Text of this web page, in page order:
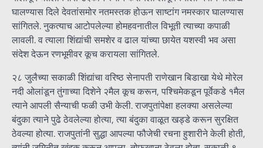
घालण्यास दिले देवतांसमोर नतमस्तक होऊन साष्टांग नमस्कार घालण्यास
सांगितले. नुकत्याच आटोपलेल्या होमहवनातील विभूती त्याच्या कपाळी
लावली. व त्याला शिंद्यांची समशेर व ढाल यांच्या छायेत यशस्वी भव असा
संदेश देऊन रणभूमीवर कूच करायला सांगितले.
२८ जुलैच्या सकाळी शिंद्यांचा वरिष्ठ सेनापती राणेखान बिडाखा येथे मोरेल
नदी ओलांडून तुंगाच्या दिशेने २मैल कूच करून, पश्चिमेकडून पूर्वेकडे १मैल
त्याने आपली सैन्याची फळी उभी केली. राजपुतांपेक्षा हलक्या असलेल्या
बंदुका त्याने पुढे ठेवलेल्या होत्या, त्या बंदुका वाळूत खड्डे करून सुरक्षित
ठेवल्या होत्या. राजपुतांनी सुद्धा आपल्या फौजेची रचना हुशारीने केली होती,